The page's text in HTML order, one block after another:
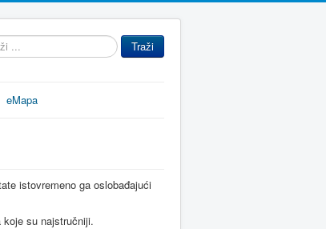
Traži
eMapa
istovremeno ga oslobađajući
koje su najstručniji.